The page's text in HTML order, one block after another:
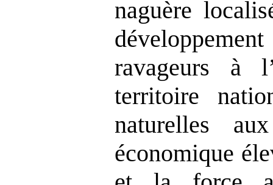
naguère
ravageurs à
territoire
naturelles
économique